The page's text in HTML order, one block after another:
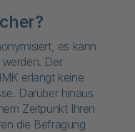
es kann
Der
erlangt keine
Darüber hinaus
Zeitpunkt Ihren
die Befragung